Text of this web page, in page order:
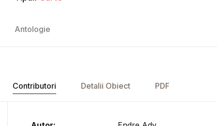
Antologie
Contributori Detalii Obiect PDF